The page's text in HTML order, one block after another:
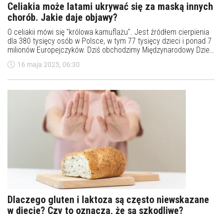
Celiakia może latami ukrywać się za maską innych
chorób. Jakie daje objawy?
O celiakii mówi się "królowa kamuflażu". Jest źródłem cierpienia
dla 380 tysięcy osób w Polsce, w tym 77 tysięcy dzieci i ponad 7
milionów Europejczyków. Dziś obchodzimy Międzynarodowy Dzień
Celiakii. Jakie są jej objawy i jak wygląda leczenie?
16 maja 2025, 06:30
Dlaczego gluten i laktoza są często niewskazane
w diecie? Czy to oznacza, że są szkodliwe?